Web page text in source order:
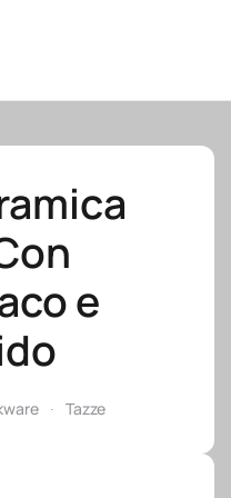
e
Tazze